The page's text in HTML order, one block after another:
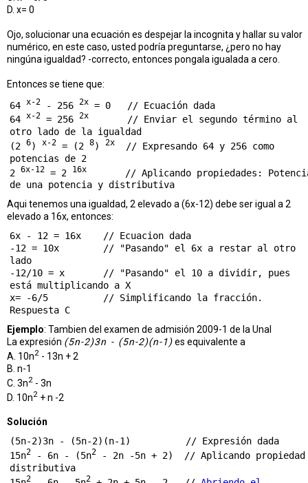
D. x= 0
Ojo, solucionar una ecuación es despejar la incognita y hallar su valor
numérico, en este caso, usted podría preguntarse, ¿pero no hay
ningúna igualdad? -correcto, entonces pongala igualada a cero.
Entonces se tiene que:
64
x-2 - 256 2x = 0   // Ecuación dada
64 x-2 = 256 2x
       // Enviar el segundo término al
otro lado de la igualdad
(2 6) x-2 = (2 8) 2x
  // Expresando 64 y 256 como
potencias de 2
2 6x-12 = 2 16x
// Aplicando propiedades:
Aqui tenemos una igualdad, 2 elevado a (6x-12) debe ser igual a 2
elevado a 16x, entonces:
6x - 12 = 16x    // Ecuacion dada
-12 = 10x        // "Pasando" el 6x a restar al otro
lado
-12/10 = x       // "Pasando" el 10 a dividir, pues
está multiplicando a X
x= -6/5          // Simplificando la fracción.
Ejemplo: Tambien del examen de admisión 2009-1 de la Unal
La expresión (5n-2)3n - (5n-2)(n-1)es equivalente a
A. 10n2 - 13n + 2
B. n-1
C. 3n2 - 3n
D. 10n2 + n -2
Solución
(5n-2)3n - (5n-2)(n-1)          // Expresión dada
15n2 - 6n - (5n2 - 2n -5n + 2)  // Aplicando propiedad
distributiva
2 2